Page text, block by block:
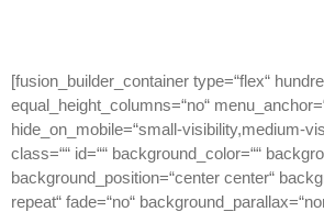
[fusion_builder_container type=“flex“
equal_height_columns=“no“
hide_on_mobile=“small-visibility,medium-
class=““ id=““ background_color=““
background_position=“center center“
repeat“ fade=“no“